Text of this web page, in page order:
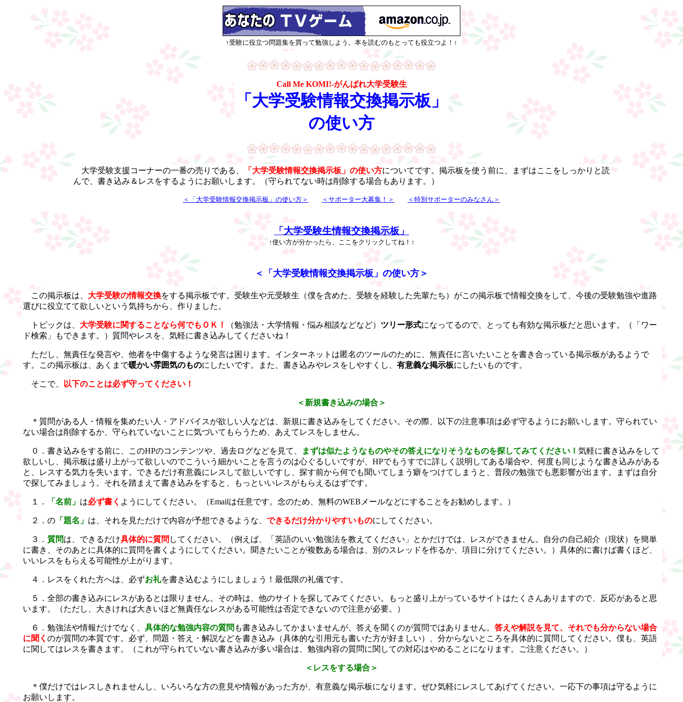
↑受験に役立つ問題集を買って勉強しよう。本を読むのもとっても役立つよ！↑
Call Me KOMI!-がんばれ大学受験生
「大学受験情報交換掲示板」
の使い方
大学受験支援コーナーの一番の売りである、 「大学受験情報交換掲示板」の使い方についてです。掲示板を使う前に、まずはここをしっかりと読
んで、書き込み＆レスをするようにお願いします。（守られてない時は削除する場合もあります。）
＜「大学受験情報交換掲示板」の使い方＞ ＜サポーター大募集！＞ ＜特別サポーターのみなさん＞
「大学受験生情報交換掲示板」
↑使い方が分かったら、ここをクリックしてね！↑
＜「大学受験情報交換掲示板」の使い方＞
この掲示板は、 大学受験の情報交換をする掲示板です。受験生や元受験生（僕を含めた、受験を経験した先輩たち）がこの掲示板で情報交換をして、今後の受験勉強や進路
選びに役立てて欲しいという気持ちから、作りました。
トピックは、 大学受験に関することなら何でもＯＫ！ （勉強法・大学情報・悩み相談などなど） ツリー形式になってるので、とっても有効な掲示板だと思います。（「ワー
ド検索」もできます。）質問やレスを、気軽に書き込みしてくださいね！
ただし、無責任な発言や、他者を中傷するような発言は困ります。インターネットは匿名のツールのために、無責任に言いたいことを書き合っている掲示板があるようで
す。この掲示板は、あくまで暖かい雰囲気のものにしたいです。また、書き込みやレスをしやすくし、 有意義な掲示板にしたいものです。
そこで、 以下のことは必ず守ってください！
＜新規書き込みの場合＞
＊質問がある人・情報を集めたい人・アドバイスが欲しい人などは、新規に書き込みをしてください。その際、以下の注意事項は必ず守るようにお願いします。守られてい
ない場合は削除するか、守られていないことに気づいてもらうため、あえてレスをしません。
０．書き込みをする前に、このHPのコンテンツや、過去ログなどを見て、 まずは似たようなものやその答えになりそうなものを探してみてください！ 気軽に書き込みをして
欲しいし、掲示板は盛り上がって欲しいのでこういう細かいことを言うのは心ぐるしいですが、HPでもうすでに詳しく説明してある場合や、何度も同じような書き込みがある
と、レスする気力を失います。できるだけ有意義にレスして欲しいですし、探す前から何でも聞いてしまう癖をつけてしまうと、普段の勉強でも悪影響が出ます。まずは自分
で探してみましょう。それを踏まえて書き込みをすると、もっといいレスがもらえるはずです。
１． 「名前」 は必ず書く ようにしてください。（Emailは任意です。念のため、無料のWEBメールなどにすることをお勧めします。）
２．の「題名」 は、それを見ただけで内容が予想できるような、 できるだけ分かりやすいものにしてください。
３． 質問は、できるだけ具体的に質問 してください。（例えば、「英語のいい勉強法を教えてください」とかだけでは、レスができません。自分の自己紹介（現状）を簡単
に書き、そのあとに具体的に質問を書くようにしてください。聞きたいことが複数ある場合は、別のスレッドを作るか、項目に分けてください。）具体的に書けば書くほど、
いいレスをもらえる可能性が上がります。
４．レスをくれた方へは、必ずお礼を書き込むようにしましょう！最低限の礼儀です。
５．全部の書き込みにレスがあるとは限りません。その時は、他のサイトを探してみてください。もっと盛り上がっているサイトはたくさんありますので、反応があると思
います。（ただし、大きければ大きいほど無責任なレスがある可能性は否定できないので注意が必要。）
６．勉強法や情報だけでなく、 具体的な勉強内容の質問 も書き込みしてかまいませんが、答えを聞くのが質問ではありません。 答えや解説を見て、それでも分からない場合
に聞く のが質問の本質です。必ず、問題・答え・解説などを書き込み（具体的な引用元も書いた方が好ましい）、分からないところを具体的に質問してください。僕も、英語
に関してはレスを書きます。（これが守られていない書き込みが多い場合は、勉強内容の質問に関しての対応はやめることになります。ご注意ください。）
＜レスをする場合＞
＊僕だけではレスしきれませんし、いろいろな方の意見や情報があった方が、有意義な掲示板になります。ぜひ気軽にレスしてあげてください。一応下の事項は守るように
お願いします。